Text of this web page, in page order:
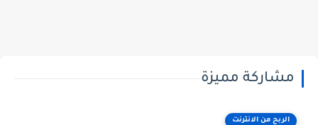
مشاركة مميزة
الربح من الانترنت